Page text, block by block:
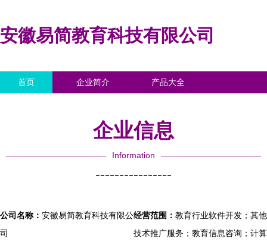
安徽易简教育科技有限公司
首页 企业简介 产品大全
企业信息
Information
----------------
公司名称： 安徽易简教育科技有限公
司
经营范围： 教育行业软件开发；其他
技术推广服务；教育信息咨询；计算